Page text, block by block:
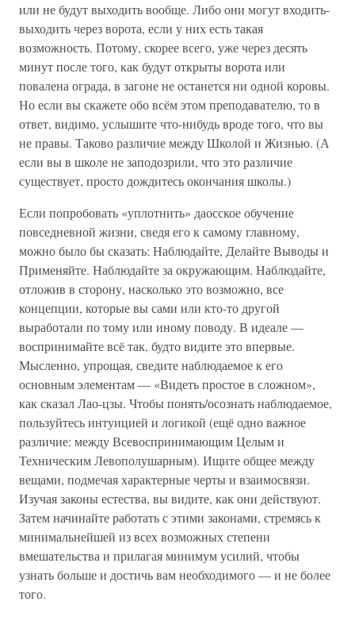
или не будут выходить вообще. Либо они могут входить-
выходить через ворота, если у них есть такая
возможность. Потому, скорее всего, уже через десять
минут после того, как будут открыты ворота или
повалена ограда, в загоне не останется ни одной коровы.
Но если вы скажете обо всём этом преподавателю, то в
ответ, видимо, услышите что-нибудь вроде того, что вы
не правы. Таково различие между Школой и Жизнью. (А
если вы в школе не заподозрили, что это различие
существует, просто дождитесь окончания школы.)
Если попробовать «уплотнить» даосское обучение
повседневной жизни, сведя его к самому главному,
можно было бы сказать: Наблюдайте, Делайте Выводы и
Применяйте. Наблюдайте за окружающим. Наблюдайте,
отложив в сторону, насколько это возможно, все
концепции, которые вы сами или кто-то другой
выработали по тому или иному поводу. В идеале —
воспринимайте всё так, будто видите это впервые.
Мысленно, упрощая, сведите наблюдаемое к его
основным элементам — «Видеть простое в сложном»,
как сказал Лао-цзы. Чтобы понять/осознать наблюдаемое,
пользуйтесь интуицией и логикой (ещё одно важное
различие: между Всевоспринимающим Целым и
Техническим Левополушарным). Ищите общее между
вещами, подмечая характерные черты и взаимосвязи.
Изучая законы естества, вы видите, как они действуют.
Затем начинайте работать с этими законами, стремясь к
минимальнейшей из всех возможных степени
вмешательства и прилагая минимум усилий, чтобы
узнать больше и достичь вам необходимого — и не более
того.